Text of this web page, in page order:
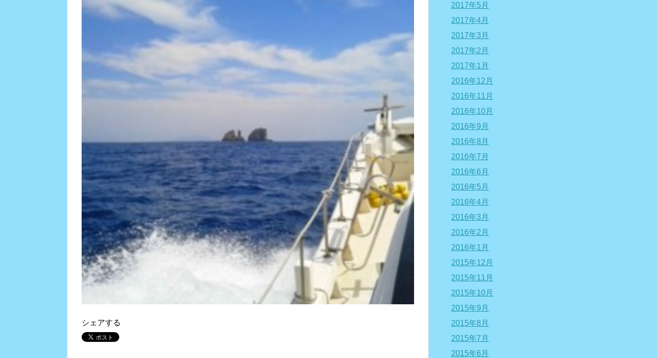
シェアする
2017年5月
2017年4月
2017年3月
2017年2月
2017年1月
2016年12月
2016年11月
2016年10月
2016年9月
2016年8月
2016年7月
2016年6月
2016年5月
2016年4月
2016年3月
2016年2月
2016年1月
2015年12月
2015年11月
2015年10月
2015年9月
2015年8月
2015年7月
2015年6月